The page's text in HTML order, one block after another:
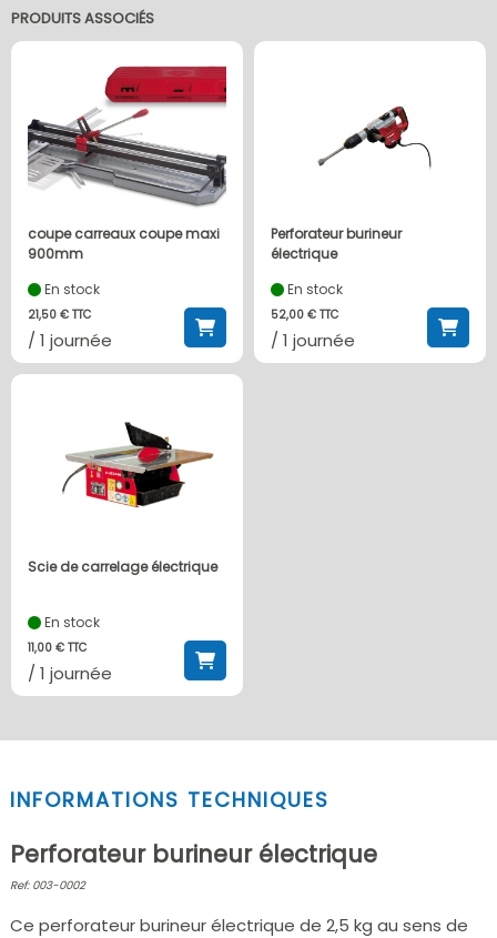
PRODUITS ASSOCIÉS
coupe carreaux coupe maxi
900mm
En stock
21,50 € TTC
/ 1 journée
Perforateur burineur
électrique
En stock
52,00 € TTC
/ 1 journée
Scie de carrelage électrique
En stock
11,00 € TTC
/ 1 journée
INFORMATIONS TECHNIQUES
Perforateur burineur électrique
Ref: 003-0002
Ce perforateur burineur électrique de 2,5 kg au sens de